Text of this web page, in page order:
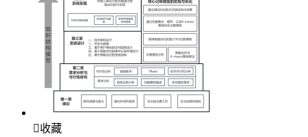
收藏